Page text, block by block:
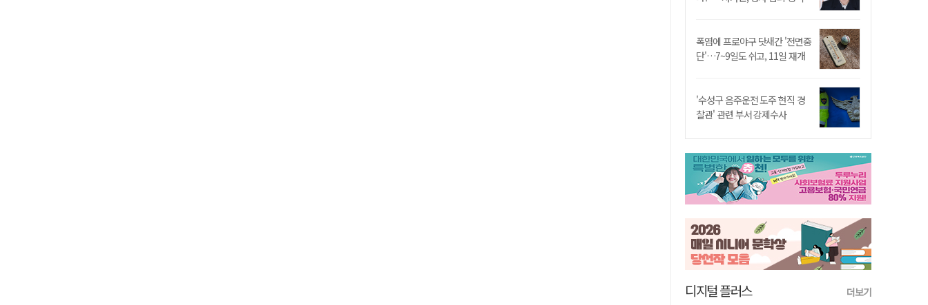
폭염에 프로야구 닷새간 '전면중
단'…7~9일도 쉬고, 11일 재개
'수성구 음주운전 도주 현직 경
찰관' 관련 부서 강제수사
디지털 플러스 더보기